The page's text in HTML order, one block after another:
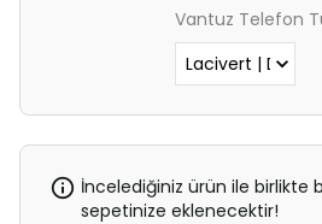
Vantuz Telefon
İncelediğiniz ürün ile birlikte
sepetinize eklenecektir!